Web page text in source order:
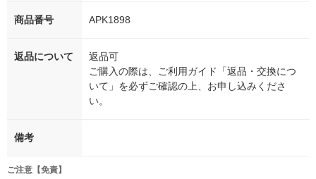
商品番号 APK1898
返品について
返品可
ご購入の際は、ご利用ガイド「返品・交換につ
いて」を必ずご確認の上、お申し込みくださ
い。
備考
ご注意【免責】